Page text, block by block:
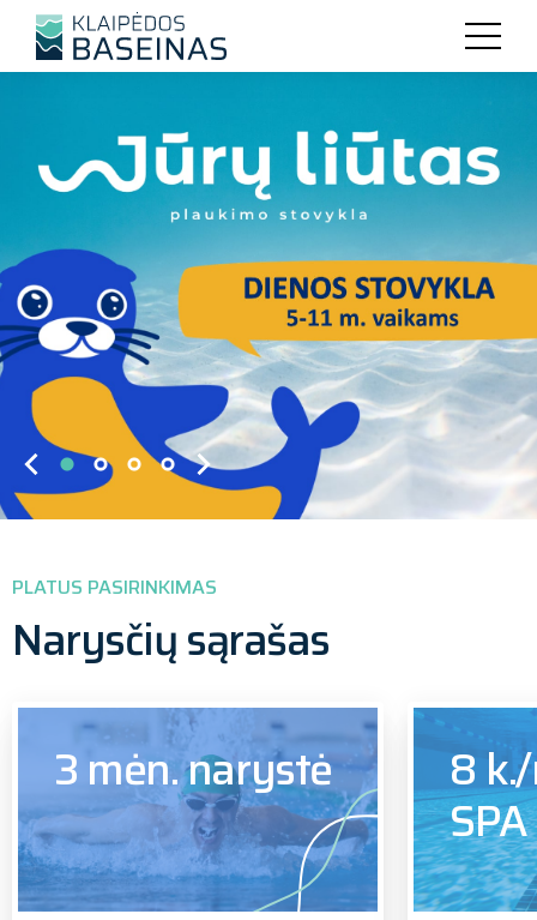
PLATUS PASIRINKIMAS
Narysčių sąrašas
3 mėn. narystė
8
SPA